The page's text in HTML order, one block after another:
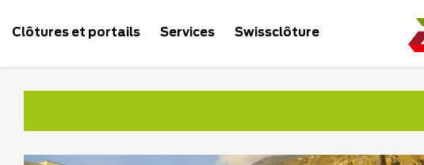
Clôtures et portails Services Swissclôture